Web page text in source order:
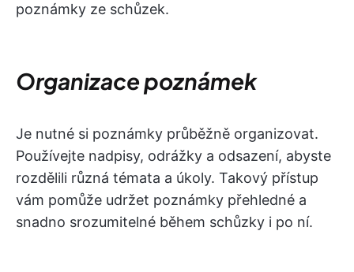
poznámky ze schůzek.
Organizace poznámek
Je nutné si poznámky průběžně organizovat.
Používejte nadpisy, odrážky a odsazení, abyste
rozdělili různá témata a úkoly. Takový přístup
vám pomůže udržet poznámky přehledné a
snadno srozumitelné během schůzky i po ní.